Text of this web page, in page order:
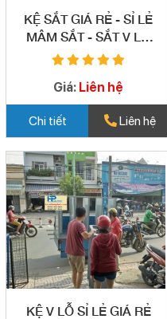
KỆ SẮT GIÁ RẺ - SỈ LẺ
MÂM SẮT - SẮT V LỖ
TẠI QUẬN BÌNH TÂN
Giá: Liên hệ
Chi tiết Liên hệ
KỆ V LỖ SỈ LẺ GIÁ RẺ